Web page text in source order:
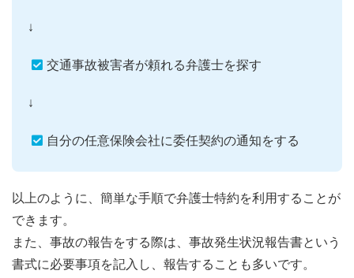
↓
交通事故被害者が頼れる弁護士を探す
↓
自分の任意保険会社に委任契約の通知をする
以上のように、簡単な手順で弁護士特約を利用することが
できます。
また、事故の報告をする際は、事故発生状況報告書という
書式に必要事項を記入し、報告することも多いです。